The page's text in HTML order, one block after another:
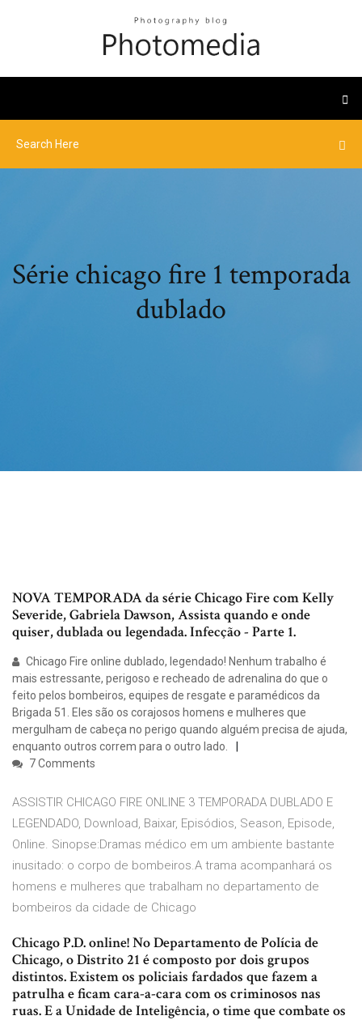
Série chicago fire 1 temporada
dublado
NOVA TEMPORADA da série Chicago Fire com Kelly
Severide, Gabriela Dawson, Assista quando e onde
quiser, dublada ou legendada. Infecção - Parte 1.
Chicago Fire online dublado, legendado! Nenhum trabalho é
mais estressante, perigoso e recheado de adrenalina do que o
feito pelos bombeiros, equipes de resgate e paramédicos da
Brigada 51. Eles são os corajosos homens e mulheres que
mergulham de cabeça no perigo quando alguém precisa de ajuda,
enquanto outros correm para o outro lado.
7 Comments
ASSISTIR CHICAGO FIRE ONLINE 3 TEMPORADA DUBLADO E
LEGENDADO, Download, Baixar, Episódios, Season, Episode,
Online. Sinopse:Dramas médico em um ambiente bastante
inusitado: o corpo de bombeiros.A trama acompanhará os
homens e mulheres que trabalham no departamento de
bombeiros da cidade de Chicago
Chicago P.D. online! No Departamento de Polícia de
Chicago, o Distrito 21 é composto por dois grupos
distintos. Existem os policiais fardados que fazem a
patrulha e ficam cara-a-cara com os criminosos nas
ruas. E a Unidade de Inteligência, o time que combate os